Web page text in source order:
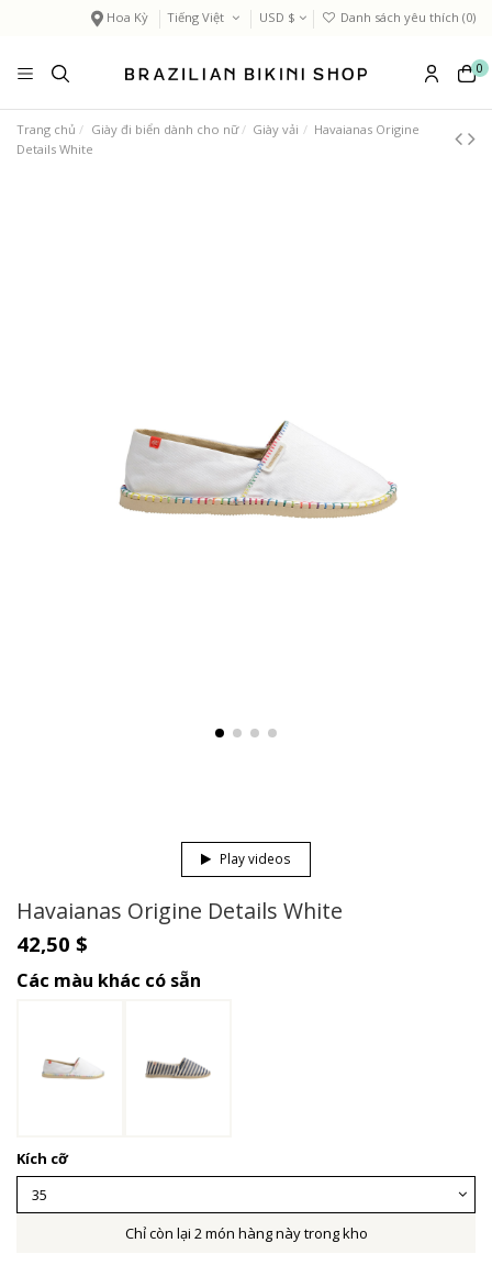
Hoa Kỳ Tiếng Việt USD $ Danh sách yêu thích (0)
0
Trang chủ Giày đi biển dành cho nữ Giày vải
Havaianas Origine
Details White
Play videos
Havaianas Origine Details White
42,50 $
Các màu khác có sẵn
Kích cỡ
Chỉ còn lại 2 món hàng này trong kho